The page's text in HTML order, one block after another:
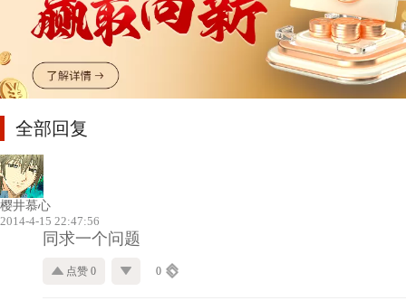
全部回复
樱井慕心
2014-4-15 22:47:56
同求一个问题
点赞 0 0